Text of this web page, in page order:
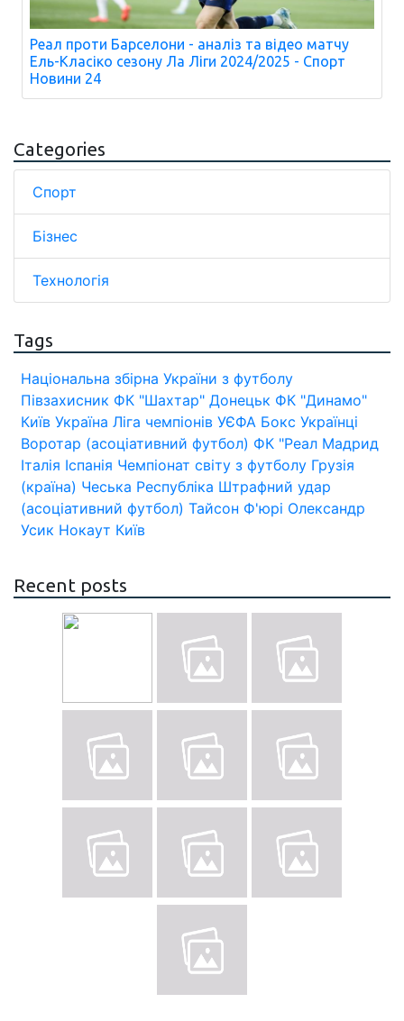
Реал проти Барселони - аналіз та відео матчу
Ель-Класіко сезону Ла Ліги 2024/2025 - Спорт
Новини 24
Categories
Спорт
Бізнес
Технологія
Tags
Національна збірна України з футболу
Півзахисник ФК "Шахтар" Донецьк ФК "Динамо"
Київ Україна Ліга чемпіонів УЄФА Бокс Українці
Воротар (асоціативний футбол) ФК "Реал Мадрид
Італія Іспанія Чемпіонат світу з футболу Грузія
(країна) Чеська Республіка Штрафний удар
(асоціативний футбол) Тайсон Ф'юрі Олександр
Усик Нокаут Київ
Recent posts